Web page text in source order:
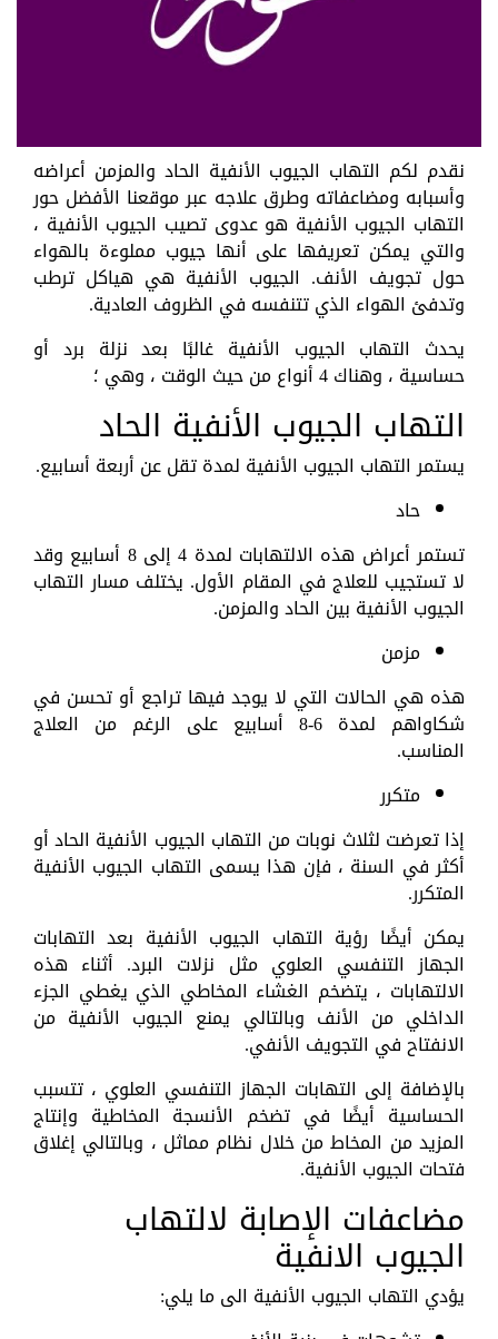
نقدم لكم التهاب الجيوب الأنفية الحاد والمزمن أعراضه
وأسبابه ومضاعفاته وطرق علاجه عبر موقعنا الأفضل حور
التهاب الجيوب الأنفية هو عدوى تصيب الجيوب الأنفية ،
والتي يمكن تعريفها على أنها جيوب مملوءة بالهواء
حول تجويف الأنف. الجيوب الأنفية هي هياكل ترطب
وتدفئ الهواء الذي تتنفسه في الظروف العادية.
يحدث التهاب الجيوب الأنفية غالبًا بعد نزلة برد أو
حساسية ، وهناك 4 أنواع من حيث الوقت ، وهي ؛
التهاب الجيوب الأنفية الحاد
يستمر التهاب الجيوب الأنفية لمدة تقل عن أربعة أسابيع.
حاد
تستمر أعراض هذه الالتهابات لمدة 4 إلى 8 أسابيع وقد
لا تستجيب للعلاج في المقام الأول. يختلف مسار التهاب
الجيوب الأنفية بين الحاد والمزمن.
مزمن
هذه هي الحالات التي لا يوجد فيها تراجع أو تحسن في
شكاواهم لمدة 6-8 أسابيع على الرغم من العلاج
المناسب.
متكرر
إذا تعرضت لثلاث نوبات من التهاب الجيوب الأنفية الحاد أو
أكثر في السنة ، فإن هذا يسمى التهاب الجيوب الأنفية
المتكرر.
يمكن أيضًا رؤية التهاب الجيوب الأنفية بعد التهابات
الجهاز التنفسي العلوي مثل نزلات البرد. أثناء هذه
الالتهابات ، يتضخم الغشاء المخاطي الذي يغطي الجزء
الداخلي من الأنف وبالتالي يمنع الجيوب الأنفية من
الانفتاح في التجويف الأنفي.
بالإضافة إلى التهابات الجهاز التنفسي العلوي ، تتسبب
الحساسية أيضًا في تضخم الأنسجة المخاطية وإنتاج
المزيد من المخاط من خلال نظام مماثل ، وبالتالي إغلاق
فتحات الجيوب الأنفية.
مضاعفات الإصابة لالتهاب
الجيوب الانفية
يؤدي التهاب الجيوب الأنفية الى ما يلي: